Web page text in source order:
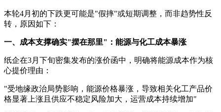
本轮4月初的下跌更可能是"假摔"或短期调整，而非趋势性反
转，原因如下：
一、成本支撑确实"摆在那里"：能源与化工成本暴涨
纸企在3月下旬密集发布的涨价函中，明确将能源成本作为核
心提价理由：
"受地缘政治局势影响，能源价格暴涨，导致相关化工产品价
格显著上涨且供应不稳定风险加大，运营成本持续增加"